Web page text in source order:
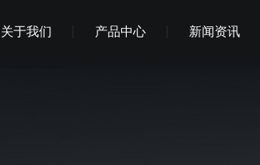
关于我们 产品中心 新闻资讯